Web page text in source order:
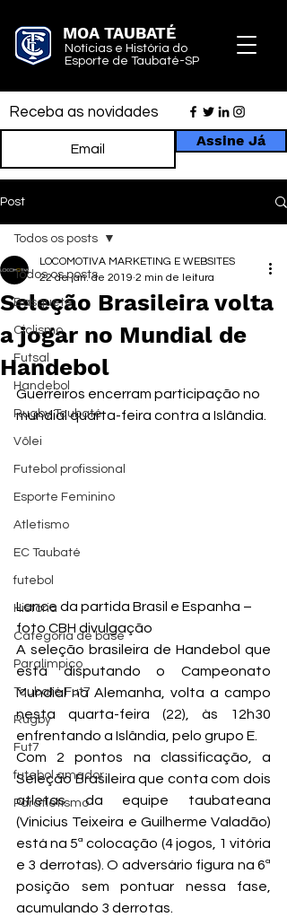
MOA TAUBATÉ
Notícias e História do
Esporte de Taubaté-SP
Receba as novidades
Assine Já
Post
Todos os posts
Basquete
Ciclismo
Futsal
Handebol
Rugby Taubaté
Vôlei
Futebol profissional
Esporte Feminino
Atletismo
EC Taubaté
futebol
História
Categoria de base
Paralímpico
Taubaté Fut7
Rugby
Fut7
futebol amador
Paratletismo
Todos os posts
Seleção Brasileira volta
a jogar no Mundial de
Handebol
LOCOMOTIVA MARKETING E WEBSITES
22 de jan. de 2019 2 min de leitura
Guerreiros encerram participação no
mundial quarta-feira contra a Islândia.
Lance da partida Brasil e Espanha –
foto CBH divulgação
A seleção brasileira de Handebol que
está disputando o Campeonato
Mundial na Alemanha, volta a campo
nesta quarta-feira (22), às 12h30
enfrentando a Islândia, pelo grupo E.
Com 2 pontos na classificação, a
Seleção Brasileira que conta com dois
atletas da equipe taubateana
(Vinicius Teixeira e Guilherme Valadão)
está na 5ª colocação (4 jogos, 1 vitória
e 3 derrotas). O adversário figura na 6ª
posição sem pontuar nessa fase,
acumulando 3 derrotas.